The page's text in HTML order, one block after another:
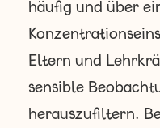
häufig und über
Eltern und
sensible
herauszufiltern.